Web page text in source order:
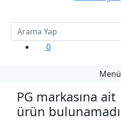
0
Menü
PG markasına ait
ürün bulunamadı